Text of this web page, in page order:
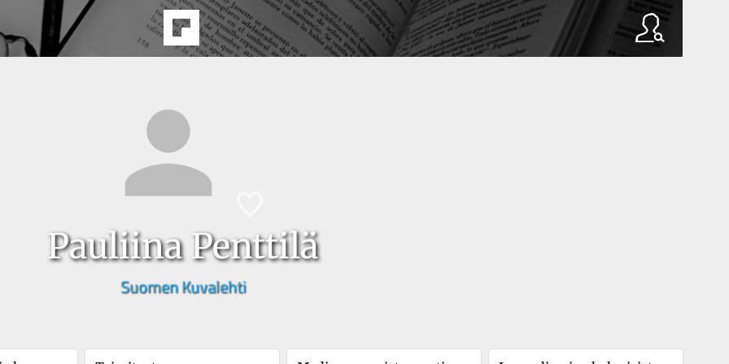
Pauliina Penttilä
Suomen Kuvalehti